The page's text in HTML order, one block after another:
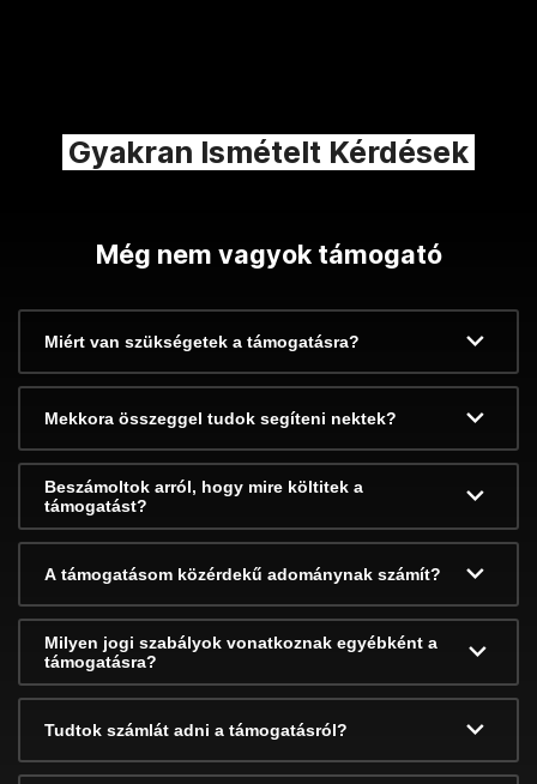
Gyakran Ismételt Kérdések
Még nem vagyok támogató
Miért van szükségetek a támogatásra?
Mekkora összeggel tudok segíteni nektek?
Beszámoltok arról, hogy mire költitek a
támogatást?
A támogatásom közérdekű adománynak számít?
Milyen jogi szabályok vonatkoznak egyébként a
támogatásra?
Tudtok számlát adni a támogatásról?